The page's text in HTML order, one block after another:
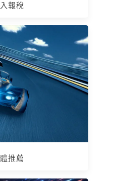
報稅
推薦